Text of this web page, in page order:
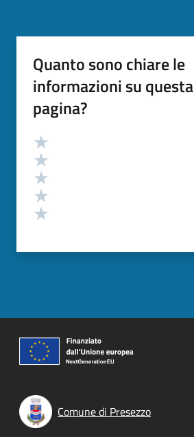
Quanto sono chiare le
informazioni su questa
pagina?
Valutazione
Comune di Presezzo